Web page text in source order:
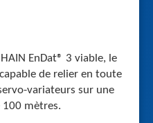
EnDat® 3 viable, le
de relier en toute
variateurs sur une
mètres.